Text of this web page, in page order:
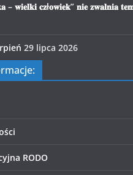
– 𝐰𝐢𝐞𝐥𝐤𝐢 𝐜𝐳ł𝐨𝐰𝐢𝐞𝐤” 𝐧𝐢𝐞 𝐳𝐰𝐚𝐥𝐧𝐢𝐚
29 lipca 2026
RODO